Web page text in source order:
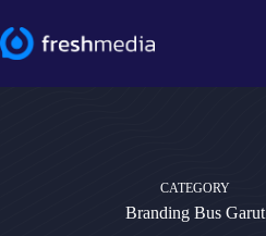
to
content
CATEGORY
Branding Bus Garut